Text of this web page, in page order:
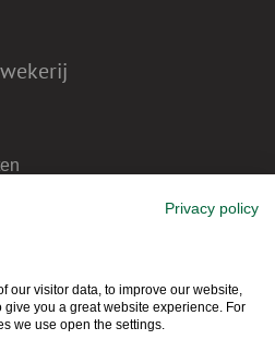
Privacy policy
our visitor data, to improve our website,
you a great website experience. For
we use open the settings.